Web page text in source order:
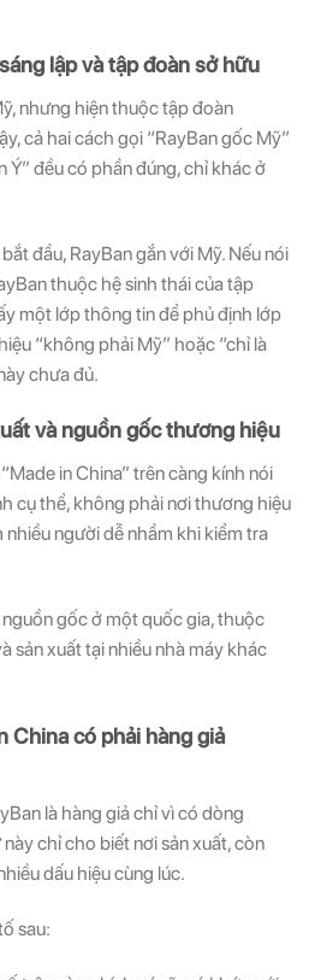
lập và tập đoàn sở hữu
nhưng hiện thuộc tập đoàn
cả hai cách gọi “RayBan gốc Mỹ”
Ý” đều có phần đúng, chỉ khác ở
đầu, RayBan gắn với Mỹ. Nếu nói
thuộc hệ sinh thái của tập
một lớp thông tin để phủ định lớp
“không phải Mỹ” hoặc “chỉ là
chưa đủ.
và nguồn gốc thương hiệu
in China” trên càng kính nói
cụ thể, không phải nơi thương hiệu
người dễ nhầm khi kiểm tra
gốc ở một quốc gia, thuộc
sản xuất tại nhiều nhà máy khác
China có phải hàng giả
là hàng giả chỉ vì có dòng
chỉ cho biết nơi sản xuất, còn
dấu hiệu cùng lúc.
sau: